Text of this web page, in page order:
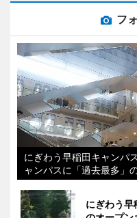
フ
にぎわう早稲田キャンパ
ャンパスに「過去最多」
にぎわう早